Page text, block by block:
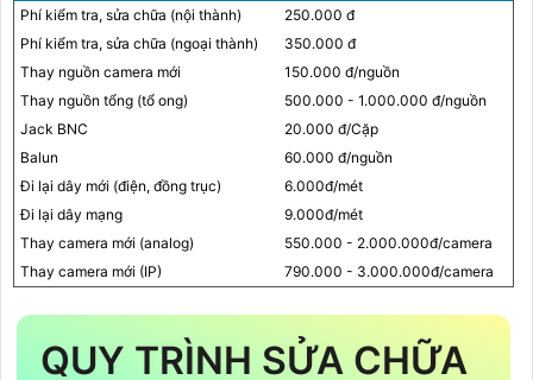
Phí kiểm tra, sửa chữa (nội thành)
250.000 đ
Phí kiểm tra, sửa chữa (ngoại thành)
350.000 đ
Thay nguồn camera mới
150.000 đ/nguồn
Thay nguồn tổng (tổ ong)
500.000 - 1.000.000 đ/nguồn
Jack BNC
20.000 đ/Cặp
Balun
60.000 đ/nguồn
Đi lại dây mới (điện, đồng trục)
6.000đ/mét
Đi lại dây mạng
9.000đ/mét
Thay camera mới (analog)
550.000 - 2.000.000đ/camera
Thay camera mới (IP)
790.000 - 3.000.000đ/camera
QUY TRÌNH SỬA CHỮA